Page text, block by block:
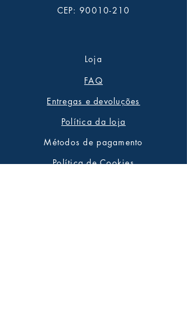
CEP: 90010-210
Loja
FAQ
Entregas e devoluções
Política da loja
Métodos de pagamento
Política de Cookies